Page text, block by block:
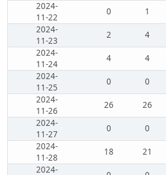
2024-
11-22
0 1
2024-
11-23
2 4
2024-
11-24
4 4
2024-
11-25
0 0
2024-
11-26
26 26
2024-
11-27
0 0
2024-
11-28
18 21
2024-